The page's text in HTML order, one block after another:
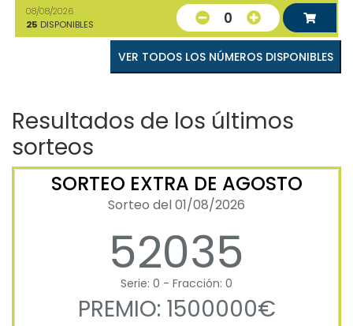
08/08/2026
25 DISPONIBLES 0
VER TODOS LOS NÚMEROS DISPONIBLES
Resultados de los últimos
sorteos
SORTEO EXTRA DE AGOSTO
Sorteo del 01/08/2026
52035
Serie: 0 - Fracción: 0
PREMIO: 1500000€